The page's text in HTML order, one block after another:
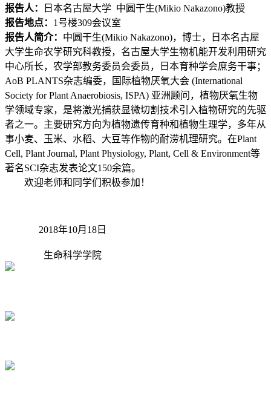
报告人：
日本名古屋大学 中圆干生(Mikio Nakazono)教授
报告地点： 1号楼309会议室
报告人简介： 中圆干生(Mikio Nakazono)，博士，日本名古屋
大学生命农学研究科教授，名古屋大学生物机能开发利用研究
中心所长，农学部教务委员会委员，日本育种学会庶务干事；
AoB PLANTS杂志编委，国际植物厌氧大会 (International
Society for Plant Anaerobiosis, ISPA) 亚洲顾问，植物厌氧生物
学领域专家，是将激光捕获显微切割技术引入植物研究的先驱
者之一。主要研究方向为植物遗传育种和植物生理学，多年从
事小麦、玉米、水稻、大豆等作物的耐涝机理研究。在Plant
Cell, Plant Journal, Plant Physiology, Plant, Cell & Environment等
著名SCI杂志发表论文150余篇。
欢迎老师和同学们积极参加！
2018年10月18日
生命科学学院